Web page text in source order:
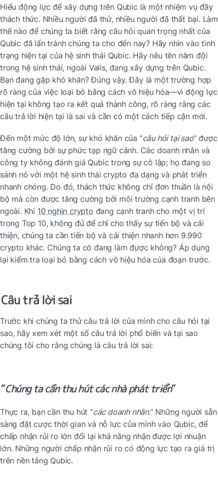
Hiểu động lực để xây dựng trên Qubic là một nhiệm vụ đầy
thách thức. Nhiều người đã thử, nhiều người đã thất bại. Làm
thế nào để chúng ta biết rằng câu hỏi quan trọng nhất của
Qubic đã lẩn tránh chúng ta cho đến nay? Hãy nhìn vào tình
trạng hiện tại của hệ sinh thái Qubic. Hãy nêu tên năm đội
trong hệ sinh thái, ngoài Valis, đang xây dựng trên Qubic.
Bạn đang gặp khó khăn? Đúng vậy. Đây là một trường hợp
rõ ràng của việc loại bỏ bằng cách vô hiệu hóa—vì động lực
hiện tại không tạo ra kết quả thành công, rõ ràng rằng các
câu trả lời hiện tại là sai và cần có một cách tiếp cận mới.
Đến một mức độ lớn, sự khó khăn của “câu hỏi tại sao” được
tăng cường bởi sự phức tạp ngữ cảnh. Các doanh nhân và
công ty không đánh giá Qubic trong sự cô lập; họ đang so
sánh nó với một hệ sinh thái crypto đa dạng và phát triển
nhanh chóng. Do đó, thách thức không chỉ đơn thuần là nội
bộ mà còn được tăng cường bởi môi trường cạnh tranh bên
ngoài. Khi 10 nghìn crypto đang cạnh tranh cho một vị trí
trong Top 10, không đủ để chỉ cho thấy sự tiến bộ và cải
thiện, chúng ta cần tiến bộ và cải thiện nhanh hơn 9.990
crypto khác. Chúng ta có đang làm được không? Áp dụng
lại kiểm tra loại bỏ bằng cách vô hiệu hóa của đoạn trước.
Câu trả lời sai
Trước khi chúng ta thử câu trả lời của mình cho câu hỏi tại
sao, hãy xem xét một số câu trả lời phổ biến và tại sao
chúng tôi cho rằng chúng là câu trả lời sai:
“Chúng ta cần thu hút các nhà phát triển”
Thực ra, bạn cần thu hút “các doanh nhân.” Những người sẵn
sàng đặt cược thời gian và nỗ lực của mình vào Qubic, để
chấp nhận rủi ro lớn đổi lại khả năng nhận được lợi nhuận
lớn. Những người chấp nhận rủi ro có động lực tạo ra giá trị
trên nền tảng Qubic.